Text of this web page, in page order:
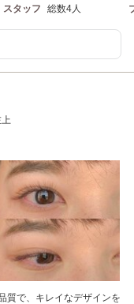
スタッフ 総数4人
質で、キレイなデザインを